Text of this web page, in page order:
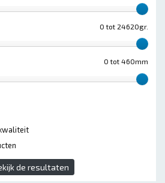
0 tot 24620gr.
0 tot 460mm
de resultaten